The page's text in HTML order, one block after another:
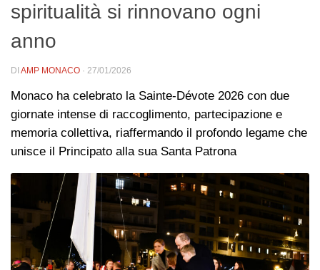
spiritualità si rinnovano ogni
anno
DI AMP MONACO · 27/01/2026
Monaco ha celebrato la Sainte-Dévote 2026 con due
giornate intense di raccoglimento, partecipazione e
memoria collettiva, riaffermando il profondo legame che
unisce il Principato alla sua Santa Patrona